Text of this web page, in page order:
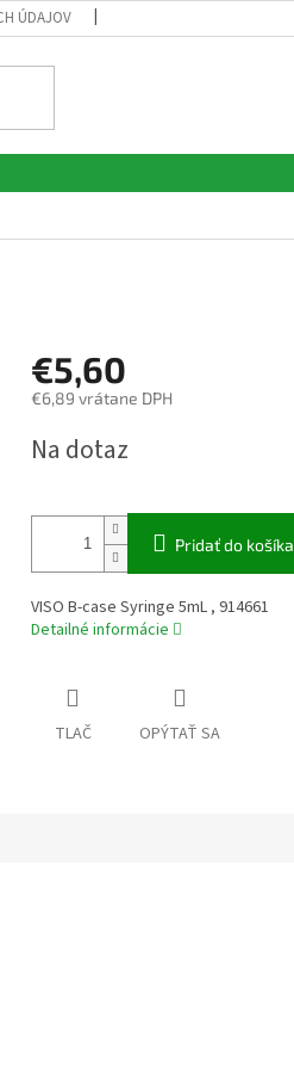
ÚDAJOV
€5,60
€6,89 vrátane DPH
cena:
Na dotaz
Pridať do košíka
VISO B-case Syringe 5mL , 914661
Detailné informácie
TLAČ OPÝTAŤ SA